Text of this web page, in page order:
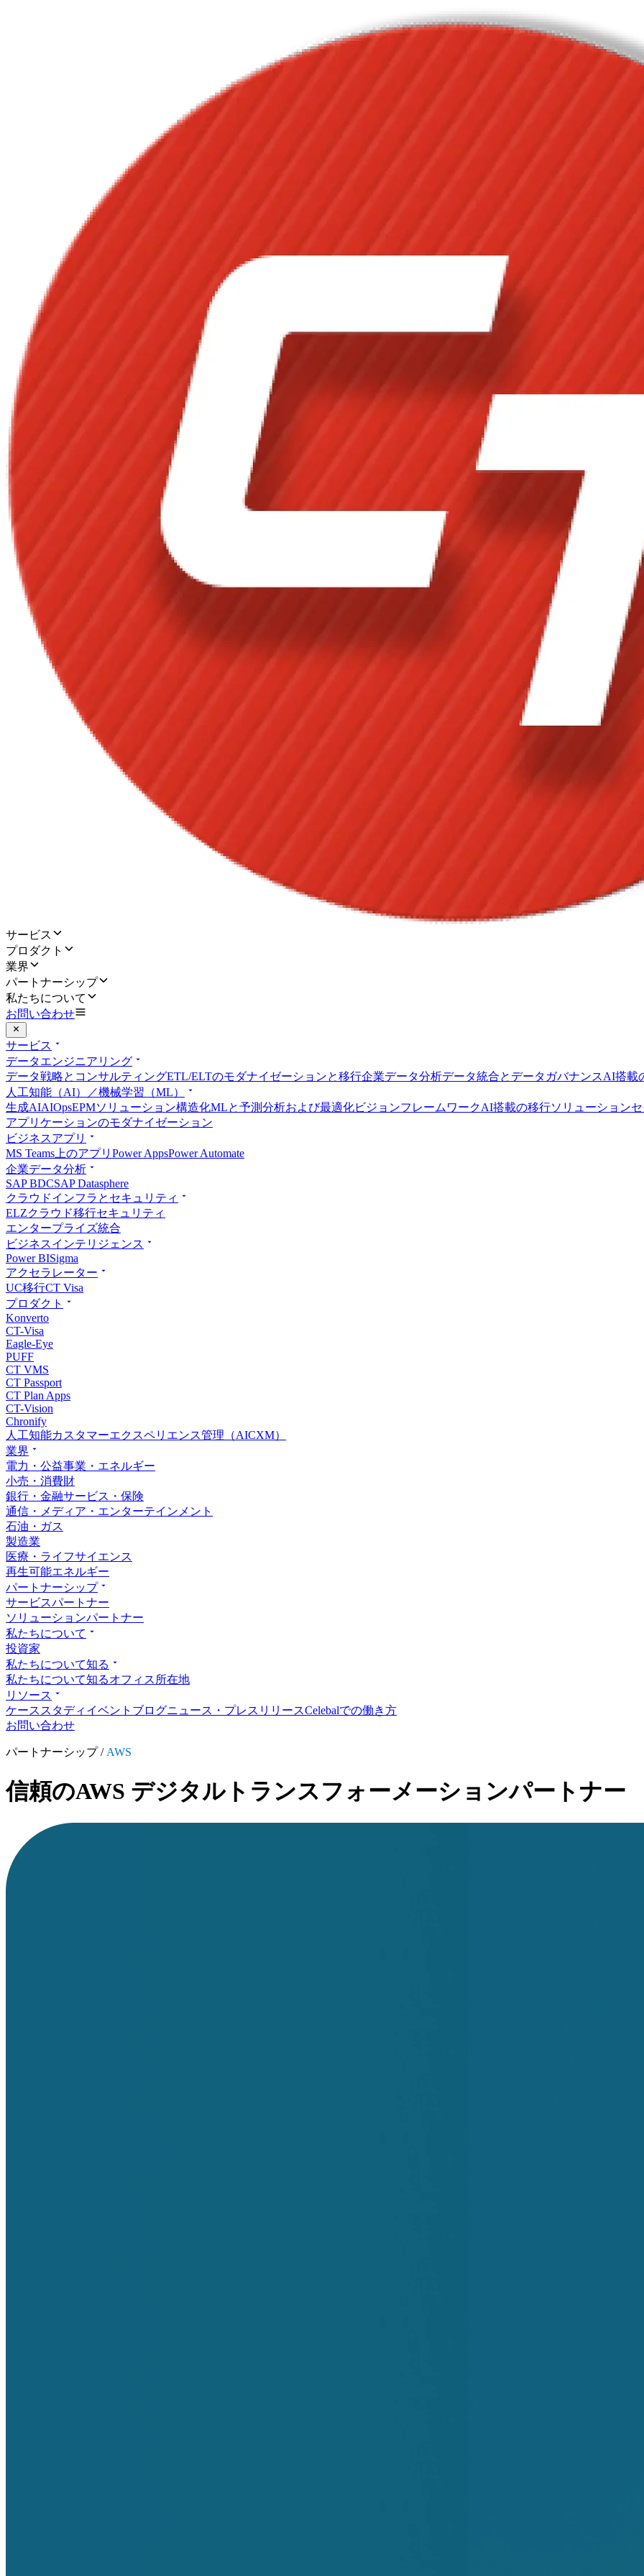
サービス
プロダクト
業界
パートナーシップ
私たちについて
お問い合わせ
サービス
データエンジニアリング
データ戦略とコンサルティングETL/ELTのモダナイゼーションと移行企業データ分析データ統合とデータガバナンスAI搭載
人工知能（AI）／機械学習（ML）
生成AIAIOpsEPMソリューション構造化MLと予測分析および最適化ビジョンフレームワークAI搭載の移行ソリューション
アプリケーションのモダナイゼーション
ビジネスアプリ
MS Teams上のアプリ Power AppsPower Automate
企業データ分析
SAP BDCSAP Datasphere
クラウドインフラとセキュリティ
ELZクラウド移行セキュリティ
エンタープライズ統合
ビジネスインテリジェンス
Power BISigma
アクセラレーター
UC移行CT Visa
プロダクト
Konverto
CT-Visa
Eagle-Eye
PUFF
CT VMS
CT Passport
CT Plan Apps
CT-Vision
Chronify
人工知能カスタマーエクスペリエンス管理（AICXM）
業界
電力・公益事業・エネルギー
小売・消費財
銀行・金融サービス・保険
通信・メディア・エンターテインメント
石油・ガス
製造業
医療・ライフサイエンス
再生可能エネルギー
パートナーシップ
サービスパートナー
ソリューションパートナー
私たちについて
投資家
私たちについて知る
私たちについて知るオフィス所在地
リソース
ケーススタディ イベント ブログニュース・プレスリリースCelebalでの働き方
お問い合わせ
パートナーシップ / AWS
信頼のAWS デジタルトランスフォーメーションパートナー